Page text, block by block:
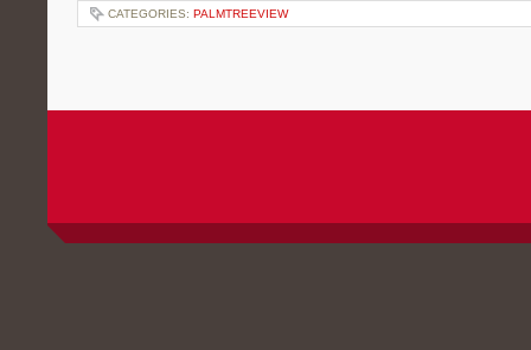
CATEGORIES: PALMTREEVIEW